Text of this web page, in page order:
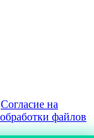
Согласие на
файлов